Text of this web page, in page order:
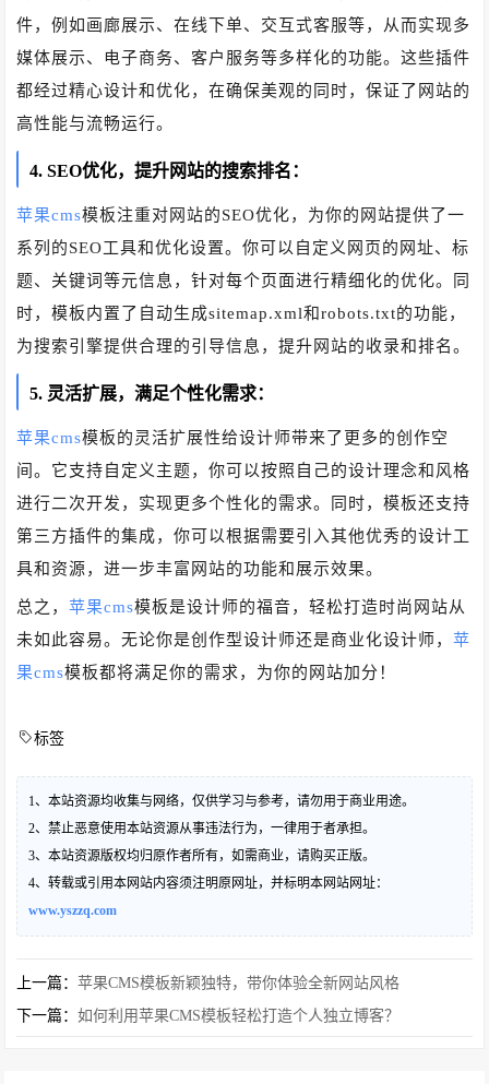
件，例如画廊展示、在线下单、交互式客服等，从而实现多
媒体展示、电子商务、客户服务等多样化的功能。这些插件
都经过精心设计和优化，在确保美观的同时，保证了网站的
高性能与流畅运行。
4. SEO优化，提升网站的搜索排名：
苹果cms模板注重对网站的SEO优化，为你的网站提供了一
系列的SEO工具和优化设置。你可以自定义网页的网址、标
题、关键词等元信息，针对每个页面进行精细化的优化。同
时，模板内置了自动生成sitemap.xml和robots.txt的功能，
为搜索引擎提供合理的引导信息，提升网站的收录和排名。
5. 灵活扩展，满足个性化需求：
苹果cms模板的灵活扩展性给设计师带来了更多的创作空
间。它支持自定义主题，你可以按照自己的设计理念和风格
进行二次开发，实现更多个性化的需求。同时，模板还支持
第三方插件的集成，你可以根据需要引入其他优秀的设计工
具和资源，进一步丰富网站的功能和展示效果。
总之，苹果cms模板是设计师的福音，轻松打造时尚网站从
未如此容易。无论你是创作型设计师还是商业化设计师，苹
果cms模板都将满足你的需求，为你的网站加分！
标签
1、本站资源均收集与网络，仅供学习与参考，请勿用于商业用途。
2、禁止恶意使用本站资源从事违法行为，一律用于者承担。
3、本站资源版权均归原作者所有，如需商业，请购买正版。
4、转载或引用本网站内容须注明原网址，并标明本网站网址：
www.yszzq.com
上一篇：苹果CMS模板新颖独特，带你体验全新网站风格
下一篇：如何利用苹果CMS模板轻松打造个人独立博客？